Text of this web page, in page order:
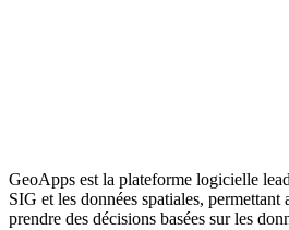
GeoApps est la plateforme logicielle
SIG et les données spatiales, permettant
prendre des décisions basées sur les